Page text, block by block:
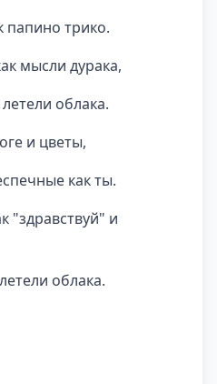
папино трико.
мысли дурака,
облака.
и цветы,
как ты.
"здравствуй" и
облака.